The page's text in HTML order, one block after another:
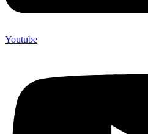
Youtube